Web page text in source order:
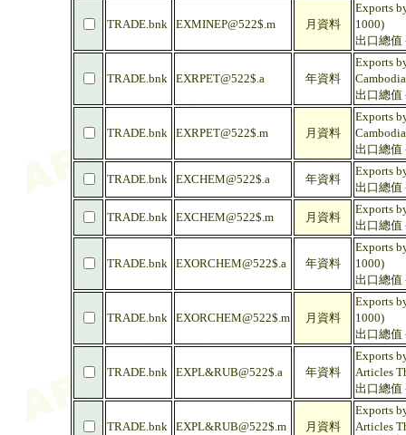
TRADE.bnk EXMINEP@522$.m 月資料
Exports
1000)
出口總值
TRADE.bnk EXRPET@522$.a 年資料
Exports
出口總值
TRADE.bnk EXRPET@522$.m 月資料
Exports
出口總值
TRADE.bnk EXCHEM@522$.a 年資料
Exports
出口總值
TRADE.bnk EXCHEM@522$.m 月資料
Exports
出口總值
TRADE.bnk EXORCHEM@522$.a 年資料
Exports
1000)
出口總值
TRADE.bnk EXORCHEM@522$.m 月資料
Exports
1000)
出口總值
TRADE.bnk EXPL&RUB@522$.a 年資料
Exports
Articles
出口總值
TRADE.bnk EXPL&RUB@522$.m 月資料
Exports
Articles